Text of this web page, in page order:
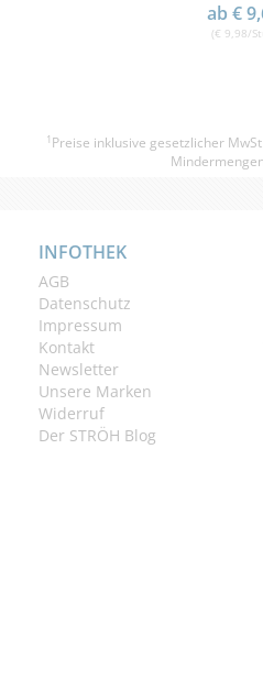
ab €
(€ 9,98/
1 Preise inklusive gesetzlicher
INFOTHEK
AGB
Datenschutz
Impressum
Kontakt
Newsletter
Unsere Marken
Widerruf
Der STRÖH Blog